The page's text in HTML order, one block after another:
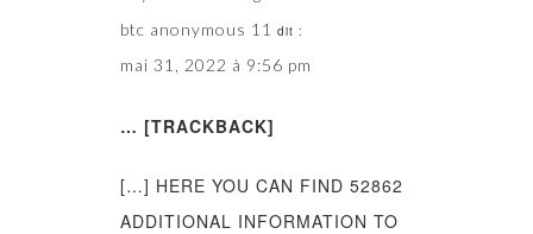
btc anonymous 11 dit :
mai 31, 2022 à 9:56 pm
… [TRACKBACK]
[…] HERE YOU CAN FIND 52862
ADDITIONAL INFORMATION TO